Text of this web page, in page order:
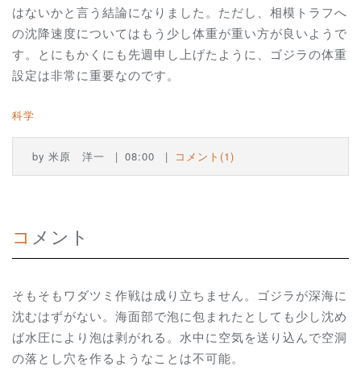
はないかと言う結論になりました。ただし、相模トラフへ
の沈降速度についてはもう少し体重が重い方が良いようで
す。とにもかくにも先週申し上げたように、ゴジラの体重
設定は非常に重要なのです。
科学
by 米原 洋一 08:00 コメント(1)
コメント
そもそもワダツミ作戦は成り立ちません。ゴジラが深海に
沈むはずがない。海面部で泡に包まれたとしても少し沈め
ば水圧により泡は剥がれる。水中に空気を送り込んで空洞
の落とし穴を作るようなことは不可能。